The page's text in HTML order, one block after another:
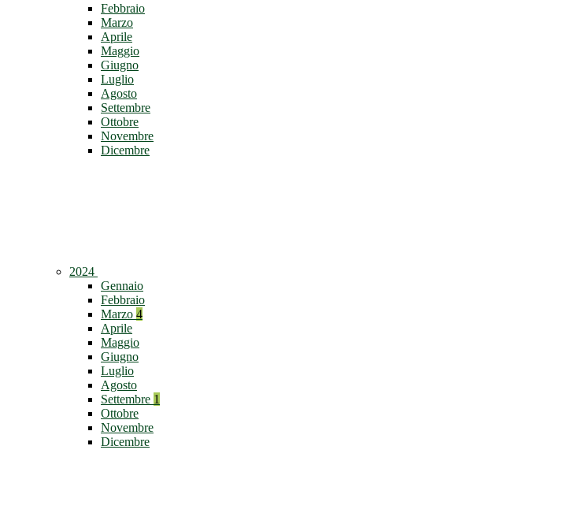
Febbraio
Marzo
Aprile
Maggio
Giugno
Luglio
Agosto
Settembre
Ottobre
Novembre
Dicembre
2024
Gennaio
Febbraio
Marzo 4
Aprile
Maggio
Giugno
Luglio
Agosto
Settembre 1
Ottobre
Novembre
Dicembre